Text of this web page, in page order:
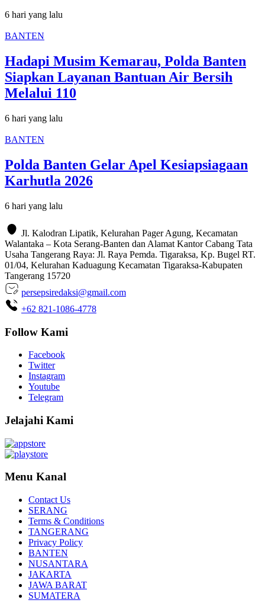
6 hari yang lalu
BANTEN
Hadapi Musim Kemarau, Polda Banten
Siapkan Layanan Bantuan Air Bersih
Melalui 110
6 hari yang lalu
BANTEN
Polda Banten Gelar Apel Kesiapsiagaan
Karhutla 2026
6 hari yang lalu
Jl. Kalodran Lipatik, Kelurahan Pager Agung, Kecamatan
Walantaka – Kota Serang-Banten dan Alamat Kantor Cabang Tata
Usaha Tangerang Raya: Jl. Raya Pemda. Tigaraksa, Kp. Bugel RT.
01/04, Kelurahan Kaduagung Kecamatan Tigaraksa-Kabupaten
Tangerang 15720
persepsiredaksi@gmail.com
+62 821-1086-4778
Follow Kami
Facebook
Twitter
Instagram
Youtube
Telegram
Jelajahi Kami
Menu Kanal
Contact Us
SERANG
Terms & Conditions
TANGERANG
Privacy Policy
BANTEN
NUSANTARA
JAKARTA
JAWA BARAT
SUMATERA